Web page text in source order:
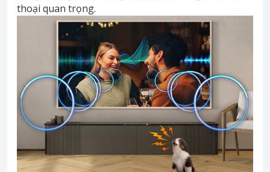
thoại quan trọng.